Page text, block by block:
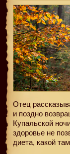
Отец
и поздно
Купальской
здоровье не
диета, какой